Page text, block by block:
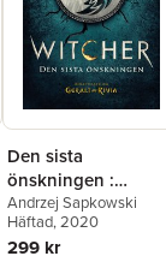
Den sista
önskningen :
berättelser om
Geralt av Rivia
Andrzej Sapkowski
Häftad, 2020
299 kr